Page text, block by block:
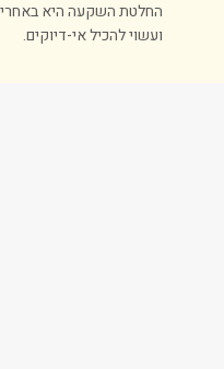
ועשוי להכיל אי-דיוקים.